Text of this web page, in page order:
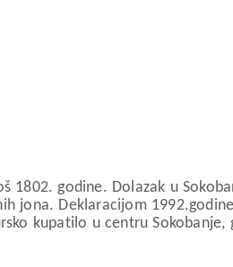
1802. godine. Dolazak u
jona. Deklaracijom
kupatilo u centru Sokobanje,